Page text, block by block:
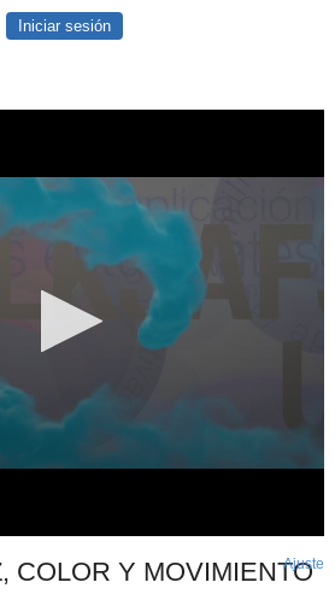
Iniciar sesión
COLOR Y MOVIMIENTO
Ajuste